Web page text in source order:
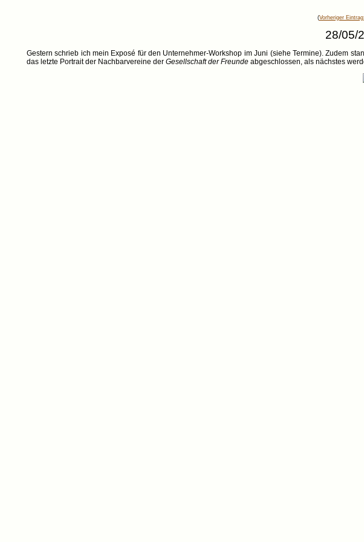
(Vorheriger
28/05/
Gestern schrieb ich mein Exposé für den Unternehmer-Workshop im Juni (siehe Termine). Zudem
das letzte Portrait der Nachbarvereine der Gesellschaft der Freundeabgeschlossen, als nächstes